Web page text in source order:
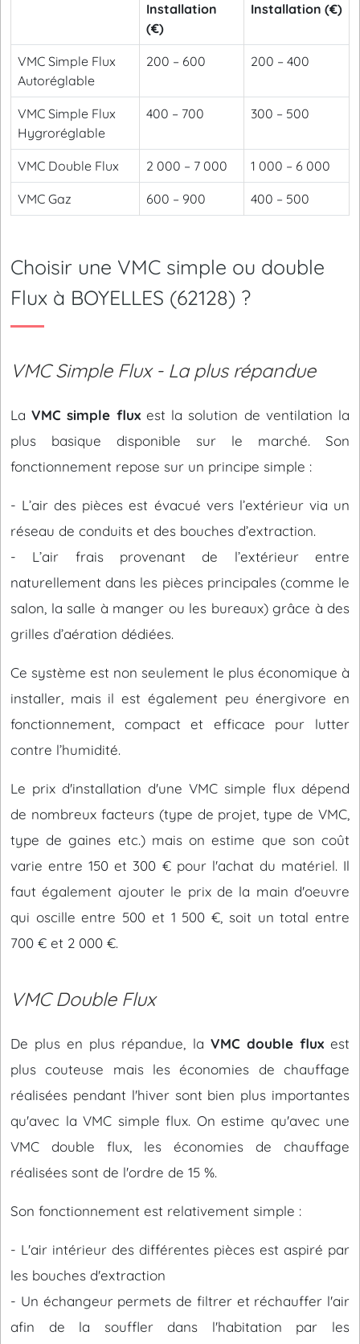
Installation
(€)
Installation (€)
VMC Simple Flux
Autoréglable
200 – 600 200 – 400
VMC Simple Flux
Hygroréglable
400 – 700 300 – 500
VMC Double Flux 2 000 – 7 000 1 000 – 6 000
VMC Gaz 600 – 900 400 – 500
Choisir une VMC simple ou double
Flux à BOYELLES (62128) ?
VMC Simple Flux - La plus répandue
LaVMC simple fluxest la solution de ventilation la
plus basique disponible sur le marché. Son
fonctionnement repose sur un principe simple :
- L’air des pièces est évacué vers l’extérieur via un
réseau de conduits et des bouches d’extraction.
- L’air frais provenant de l’extérieur entre
naturellement dans les pièces principales (comme le
salon, la salle à manger ou les bureaux) grâce à des
grilles d’aération dédiées.
Ce système est non seulement le plus économique à
installer, mais il est également peu énergivore en
fonctionnement, compact et efficace pour lutter
contre l’humidité.
Le prix d'installation d'une VMC simple flux dépend
de nombreux facteurs (type de projet, type de VMC,
type de gaines etc.) mais on estime que son coût
varie entre 150 et 300 € pour l'achat du matériel. Il
faut également ajouter le prix de la main d'oeuvre
qui oscille entre 500 et 1 500 €, soit un total entre
700 € et 2 000 €.
VMC Double Flux
De plus en plus répandue, la VMC double fluxest
plus couteuse mais les économies de chauffage
réalisées pendant l'hiver sont bien plus importantes
qu'avec la VMC simple flux. On estime qu'avec une
VMC double flux, les économies de chauffage
réalisées sont de l'ordre de 15 %.
Son fonctionnement est relativement simple :
- L'air intérieur des différentes pièces est aspiré par
les bouches d'extraction
- Un échangeur permets de filtrer et réchauffer l'air
afin de la souffler dans l'habitation par les